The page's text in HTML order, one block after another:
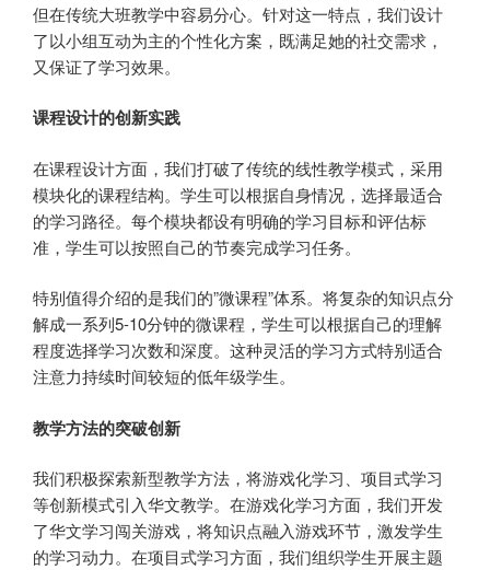
但在传统大班教学中容易分心。针对这一特点，我们设计
了以小组互动为主的个性化方案，既满足她的社交需求，
又保证了学习效果。
课程设计的创新实践
在课程设计方面，我们打破了传统的线性教学模式，采用
模块化的课程结构。学生可以根据自身情况，选择最适合
的学习路径。每个模块都设有明确的学习目标和评估标
准，学生可以按照自己的节奏完成学习任务。
特别值得介绍的是我们的”微课程”体系。将复杂的知识点分
解成一系列5-10分钟的微课程，学生可以根据自己的理解
程度选择学习次数和深度。这种灵活的学习方式特别适合
注意力持续时间较短的低年级学生。
教学方法的突破创新
我们积极探索新型教学方法，将游戏化学习、项目式学习
等创新模式引入华文教学。在游戏化学习方面，我们开发
了华文学习闯关游戏，将知识点融入游戏环节，激发学生
的学习动力。在项目式学习方面，我们组织学生开展主题